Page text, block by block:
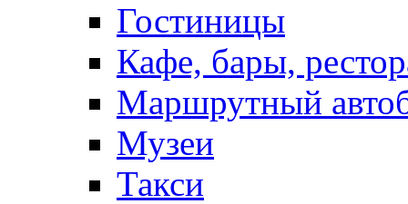
Гостиницы
Кафе, бары,
Маршрутный
Музеи
Такси